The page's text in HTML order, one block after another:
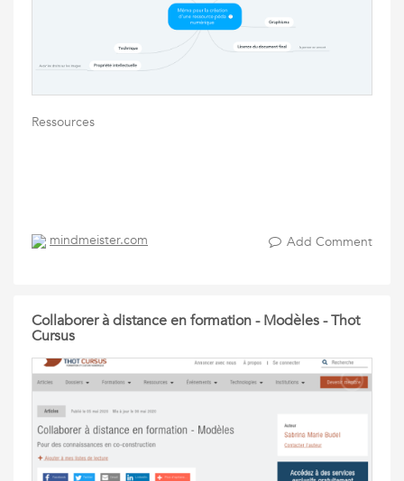
Ressources
mindmeister.com Add Comment
Collaborer à distance en formation - Modèles - Thot
Cursus